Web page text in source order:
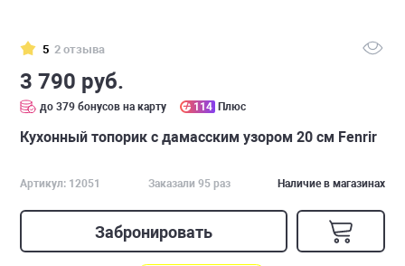
5 2 отзыва
3 790 руб.
до 379 бонусов на карту 114 Плюс
Кухонный топорик с дамасским узором 20 см Fenrir
Артикул: 12051 Заказали 95 раз Наличие в магазинах
Забронировать